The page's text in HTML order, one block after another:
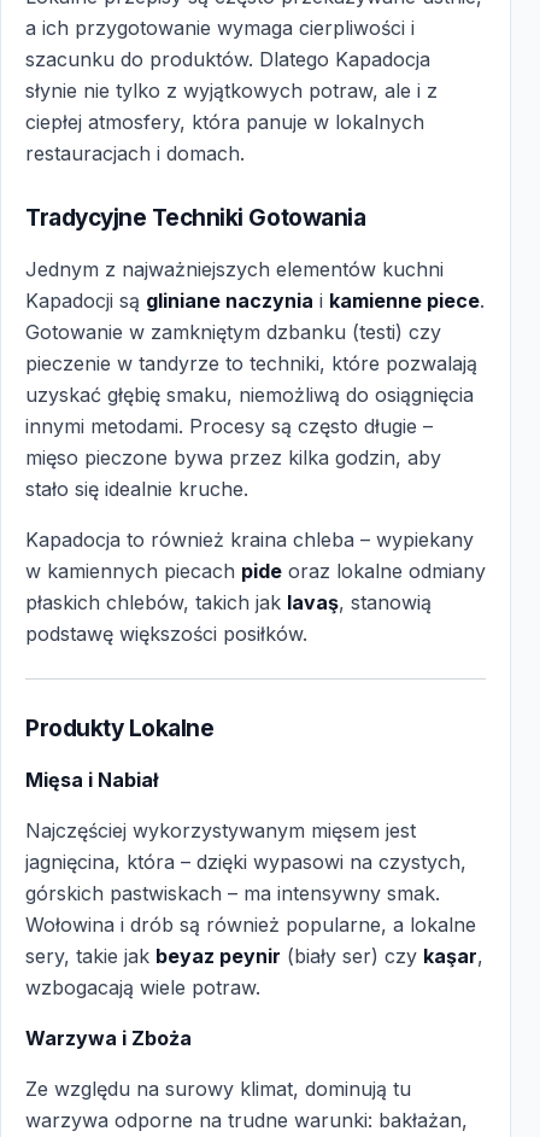
a ich przygotowanie wymaga cierpliwości i
szacunku do produktów. Dlatego Kapadocja
słynie nie tylko z wyjątkowych potraw, ale i z
ciepłej atmosfery, która panuje w lokalnych
restauracjach i domach.
Tradycyjne Techniki Gotowania
Jednym z najważniejszych elementów kuchni
Kapadocji są gliniane naczynia i kamienne piece.
Gotowanie w zamkniętym dzbanku (testi) czy
pieczenie w tandyrze to techniki, które pozwalają
uzyskać głębię smaku, niemożliwą do osiągnięcia
innymi metodami. Procesy są często długie –
mięso pieczone bywa przez kilka godzin, aby
stało się idealnie kruche.
Kapadocja to również kraina chleba – wypiekany
w kamiennych piecach pide oraz lokalne odmiany
płaskich chlebów, takich jak lavaş, stanowią
podstawę większości posiłków.
Produkty Lokalne
Mięsa i Nabiał
Najczęściej wykorzystywanym mięsem jest
jagnięcina, która – dzięki wypasowi na czystych,
górskich pastwiskach – ma intensywny smak.
Wołowina i drób są również popularne, a lokalne
sery, takie jak beyaz peynir (biały ser) czy kaşar,
wzbogacają wiele potraw.
Warzywa i Zboża
Ze względu na surowy klimat, dominują tu
warzywa odporne na trudne warunki: bakłażan,